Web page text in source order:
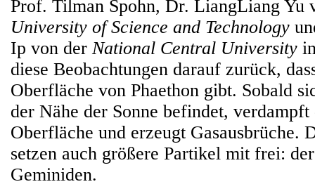
Prof. Tilman Spohn, Dr. LiangLiang Yu
University of Science and Technology
Ip von der National Central University
diese Beobachtungen darauf zurück,
Oberfläche von Phaethon gibt. Sobald
der Nähe der Sonne befindet, verdampft
Oberfläche und erzeugt Gasausbrüche.
setzen auch größere Partikel mit frei:
Geminiden.